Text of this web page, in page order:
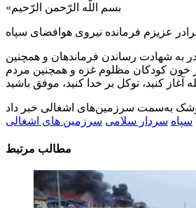
«بسم اللّه الرّحمن الرّحیم
عزیزم فرمانده نیروی هوافضای سپاه
به شهادت رساندن فرماندهان و همچنین
خون کودکان مظلوم غزه و همچنین مردم
سپاه سردار سلامی سرزمین های اشغالی
مطالب مرتبط